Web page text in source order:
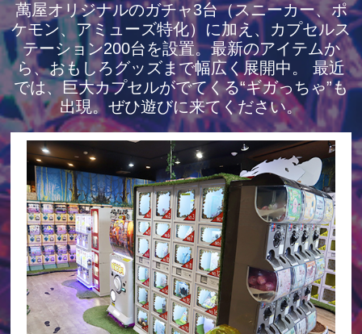
萬屋オリジナルのガチャ3台（スニーカー、ポ
ケモン、アミューズ特化）に加え、カプセルス
テーション200台を設置。最新のアイテムか
ら、おもしろグッズまで幅広く展開中。 最近
では、巨大カプセルがでてくる“ギガっちゃ”も
出現。ぜひ遊びに来てください。